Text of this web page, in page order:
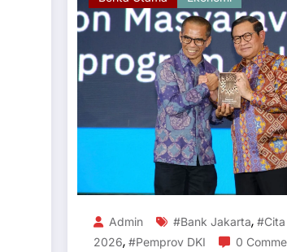
Admin #Bank Jakarta, #Cita
2026, #Pemprov DKI 0